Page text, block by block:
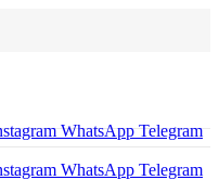
WhatsApp Telegram
WhatsApp Telegram